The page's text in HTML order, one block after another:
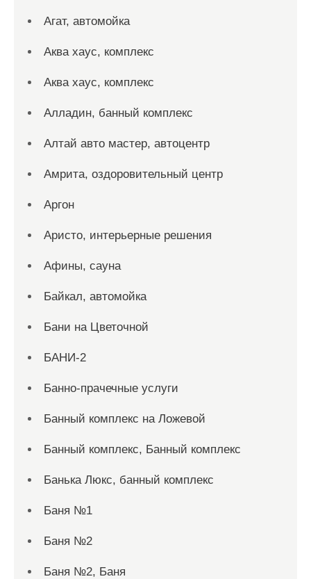
Агат, автомойка
Аква хаус, комплекс
Аква хаус, комплекс
Алладин, банный комплекс
Алтай авто мастер, автоцентр
Амрита, оздоровительный центр
Аргон
Аристо, интерьерные решения
Афины, сауна
Байкал, автомойка
Бани на Цветочной
БАНИ-2
Банно-прачечные услуги
Банный комплекс на Ложевой
Банный комплекс, Банный комплекс
Банька Люкс, банный комплекс
Баня №1
Баня №2
Баня №2, Баня